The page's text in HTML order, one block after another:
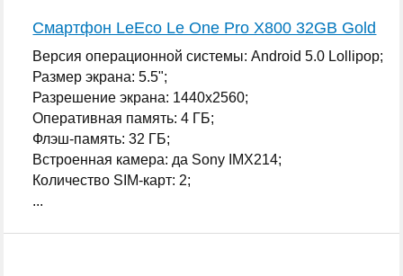
Смартфон LeEco Le One Pro X800 32GB Gold
Версия операционной системы: Android 5.0 Lollipop;
Размер экрана: 5.5";
Разрешение экрана: 1440x2560;
Оперативная память: 4 ГБ;
Флэш-память: 32 ГБ;
Встроенная камера: да Sony IMX214;
Количество SIM-карт: 2;
...